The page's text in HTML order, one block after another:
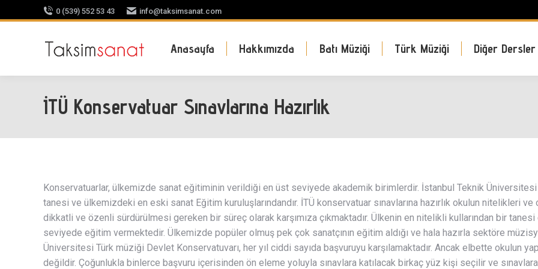
0 (539) 552 53 43 info@taksimsanat.com
Anasayfa Hakkımızda Batı Müziği Türk Müziği Diğer Dersler
İTÜ Konservatuar Sınavlarına Hazırlık
Konservatuarlar, ülkemizde sanat eğitiminin verildiği en üst seviyede akademik birimlerdir. İstanbul Teknik
tanesi ve ülkemizdeki en eski sanat Eğitim kuruluşlarındandır. İTÜ konservatuar sınavlarına hazırlık okulun nitelikleri ve
dikkatli ve özenli sürdürülmesi gereken bir süreç olarak karşımıza çıkmaktadır. Ülkenin en nitelikli kullarından bir
seviyede eğitim vermektedir. Ülkemizde popüler olmuş pek çok sanatçının eğitim aldığı ve hala hazırla sektöre
Üniversitesi Türk müziği Devlet Konservatuvarı, her yıl ciddi sayıda başvuruyu karşılamaktadır. Ancak elbette okulun
değildir. Çoğunlukla binlerce başvuru içerisinden ön eleme yoluyla sınavlara katılacak birkaç yüz kişi seçilir ve